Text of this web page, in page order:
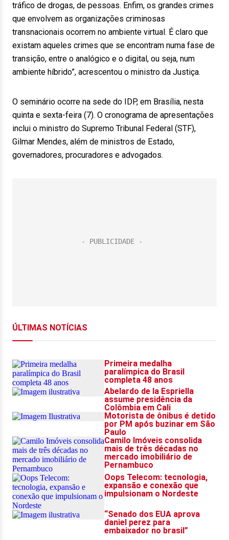
tráfico de drogas, de pessoas. Enfim, os grandes crimes
que envolvem as organizações criminosas
transnacionais ocorrem no ambiente virtual. É claro que
existam aqueles crimes que se encontram numa fase de
transição, entre o analógico e o digital, ou seja, num
ambiente híbrido”, acrescentou o ministro da Justiça.
O seminário ocorre na sede do IDP, em Brasília, nesta
quinta e sexta-feira (7). O cronograma de apresentações
inclui o ministro do Supremo Tribunal Federal (STF),
Gilmar Mendes, além de ministros de Estado,
governadores, procuradores e advogados.